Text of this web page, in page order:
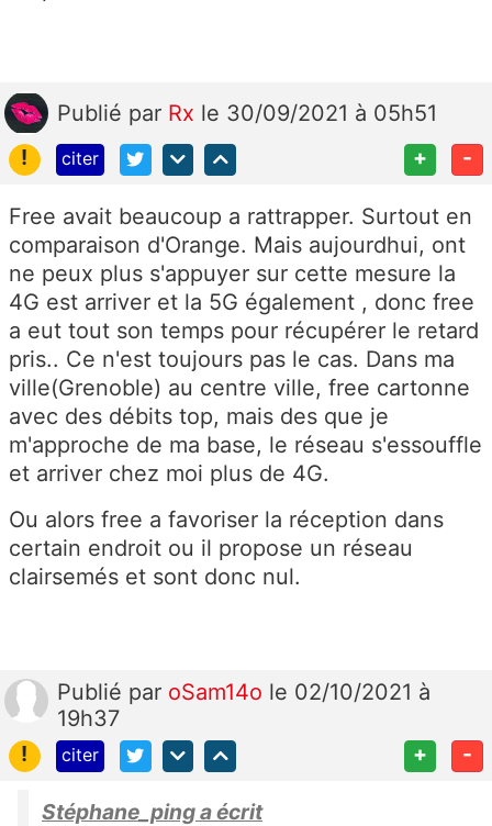
Publié par Rx le 30/09/2021 à 05h51
!
citer + -
Free avait beaucoup a rattrapper. Surtout en
comparaison d'Orange. Mais aujourdhui, ont
ne peux plus s'appuyer sur cette mesure la
4G est arriver et la 5G également , donc free
a eut tout son temps pour récupérer le retard
pris.. Ce n'est toujours pas le cas. Dans ma
ville(Grenoble) au centre ville, free cartonne
avec des débits top, mais des que je
m'approche de ma base, le réseau s'essouffle
et arriver chez moi plus de 4G.
Ou alors free a favoriser la réception dans
certain endroit ou il propose un réseau
clairsemés et sont donc nul.
Publié par oSam14o le 02/10/2021 à
19h37
!
citer + -
Stéphane_ping a écrit